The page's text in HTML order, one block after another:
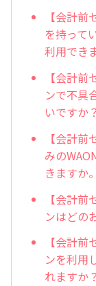
【会計
を持って
利用でき
【会計
ンで不具
いですか？
【会計
みの
きますか。
【会計
ンはどの
【会計
ンを利用
れますか？